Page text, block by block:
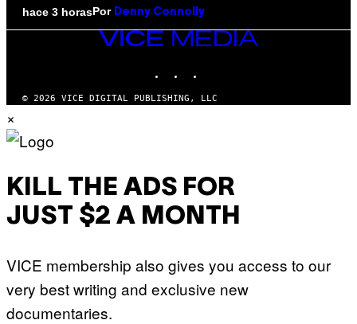
hace 3 horasPor Denny Connolly
VICE
© 2026 VICE DIGITAL PUBLISHING, LLC
×
KILL THE ADS FOR
JUST $2 A MONTH
VICE membership also gives you access to our
very best writing and exclusive new
documentaries.